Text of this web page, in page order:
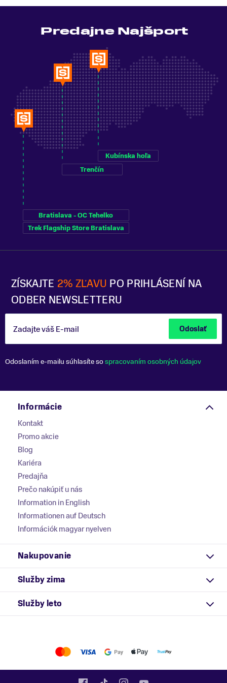
ZÍSKAJTE 2% ZĽAVU PO PRIHLÁSENÍ NA
ODBER NEWSLETTERU
Zadajte váš E-mail Odoslať
Odoslaním e-mailu súhlasíte sospracovaním osobných údajov
Predajne Najšport
Bratislava - OC Tehelko
Trek Flagship Store Bratislava
Trenčín
Kubínska hoľa
Informácie
Kontakt
Promo akcie
Blog
Kariéra
Predajňa
Prečo nakúpiť u nás
Information in English
Informationen auf Deutsch
Információk magyar nyelven
Nakupovanie
Služby zima
Služby leto